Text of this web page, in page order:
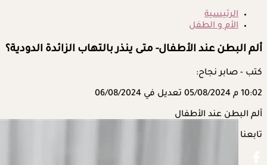
الرئيسية
الأم و الطفل
ألم البطن عند الأطفال- متى ينذر بالتهاب الزائدة الدودية؟
كتب - صابر نجاح:
10:02 م 05/08/2024 تعديل في 06/08/2024
ألم البطن عند الأطفال
تابعنا على